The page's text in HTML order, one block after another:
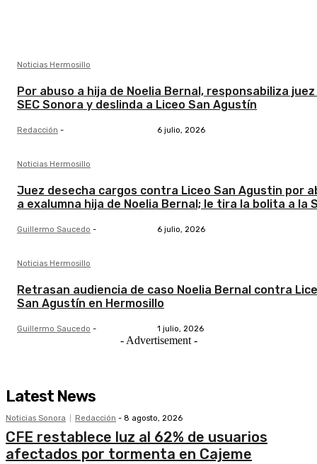
Noticias Hermosillo
Por abuso a hija de Noelia Bernal, responsabiliza juez
SEC Sonora y deslinda a Liceo San Agustín
Redacción - 6 julio, 2026
Noticias Hermosillo
Juez desecha cargos contra Liceo San Agustin por
a exalumna hija de Noelia Bernal; le tira la bolita a la
Guillermo Saucedo - 6 julio, 2026
Noticias Hermosillo
Retrasan audiencia de caso Noelia Bernal contra
San Agustín en Hermosillo
Guillermo Saucedo - 1 julio, 2026
- Advertisement -
Latest News
Noticias Sonora Redacción - 8 agosto, 2026
CFE restablece luz al 62% de usuarios
afectados por tormenta en Cajeme